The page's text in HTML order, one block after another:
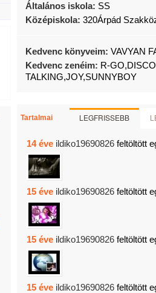
Általános iskola: SS
Középiskola: 320Árpád
Kedvenc könyveim: VAVYAN
Kedvenc zenéim: R-
TALKING,JOY,SUNNYBOY
Tartalmai LEGFRISSEBB
14 éve ildiko19690826 feltöltött
15 éve ildiko19690826 feltöltött
15 éve ildiko19690826 feltöltött
15 éve ildiko19690826 feltöltött